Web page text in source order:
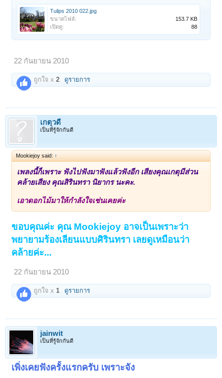
Tulips 2010 022.jpg
ขนาดไฟล์:
153.7 KB
เปิดดู:
88
22 กันยายน 2010
ถูกใจ x2 ดูรายการ
เกตุวดี
เป็นที่รู้จักกันดี
Mookiejoy said: ↑
เพลงนี้ก็เพราะ ฟังไปฟังมาฟังแล้วฟังอีก เสียงคุณเกตุมีส่วน
คล้ายเสียง คุณสิรินทรา นิยากร นะคะ.
เอาดอกไม้มาให้กำลังใจเช่นเคยค่ะ
ขอบคุณค่ะ คุณ Mookiejoy อาจเป็นเพราะว่า
พยายามร้องเลียนแบบศิรินทรา เลยดูเหมือนว่า
คล้ายค่ะ...
22 กันยายน 2010
ถูกใจ x1 ดูรายการ
jainwit
เป็นที่รู้จักกันดี
เพิ่งเคยฟังครั้งแรกครับ เพราะจัง